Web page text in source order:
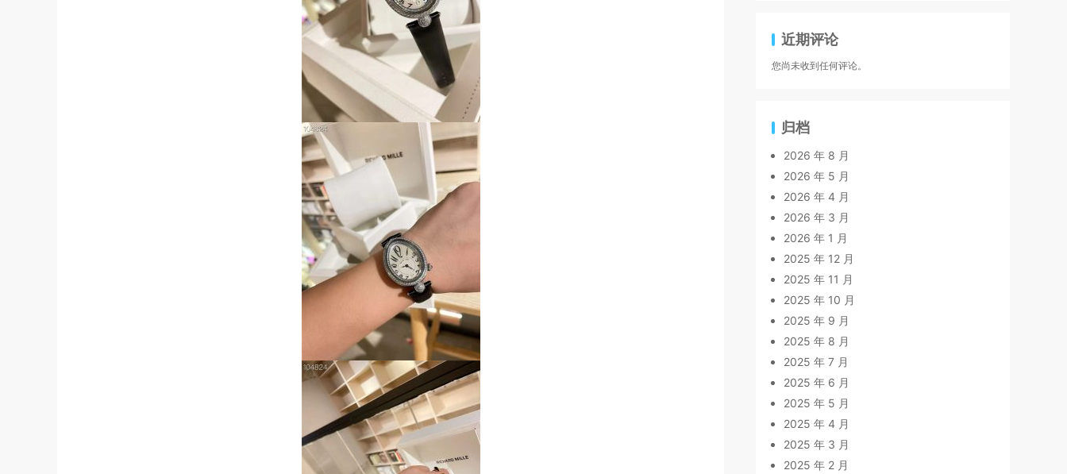
近期评论
您尚未收到任何评论。
归档
2026 年 8 月
2026 年 5 月
2026 年 4 月
2026 年 3 月
2026 年 1 月
2025 年 12 月
2025 年 11 月
2025 年 10 月
2025 年 9 月
2025 年 8 月
2025 年 7 月
2025 年 6 月
2025 年 5 月
2025 年 4 月
2025 年 3 月
2025 年 2 月